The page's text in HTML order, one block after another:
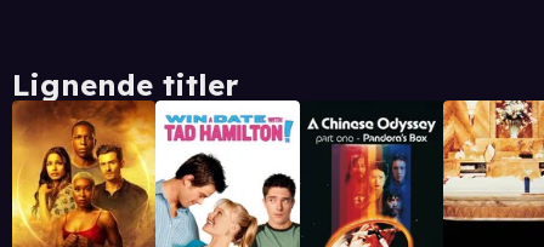
Lignende titler